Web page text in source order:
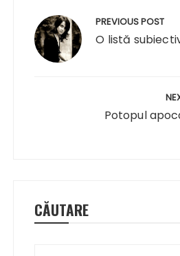
articole
PREVIOUS POST
O listă
Potopul
CĂUTARE